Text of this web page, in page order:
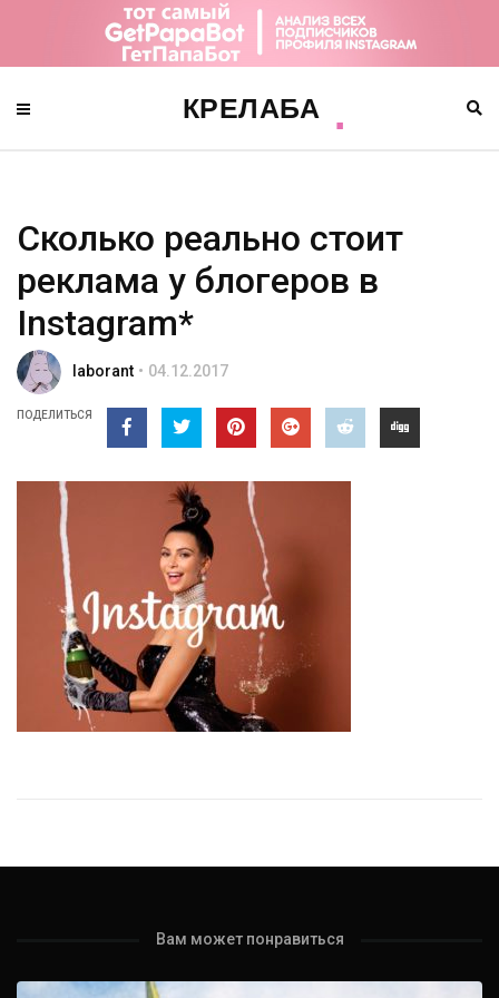
Сколько реально стоит
реклама у блогеров в
Instagram*
laborant 04.12.2017
ПОДЕЛИТЬСЯ
Вам может понравиться